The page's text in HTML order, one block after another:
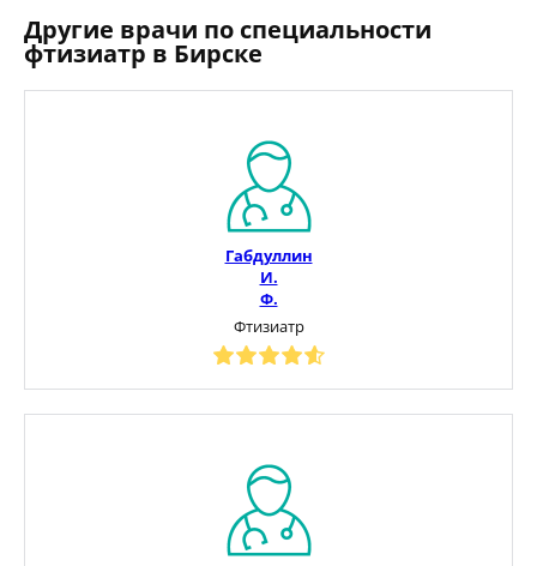
Другие врачи по специальности
фтизиатр в Бирске
Габдуллин
И.
Ф.
Фтизиатр